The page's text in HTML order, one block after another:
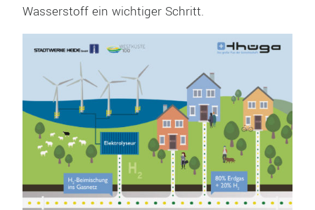
Wasserstoff ein wichtiger Schritt.